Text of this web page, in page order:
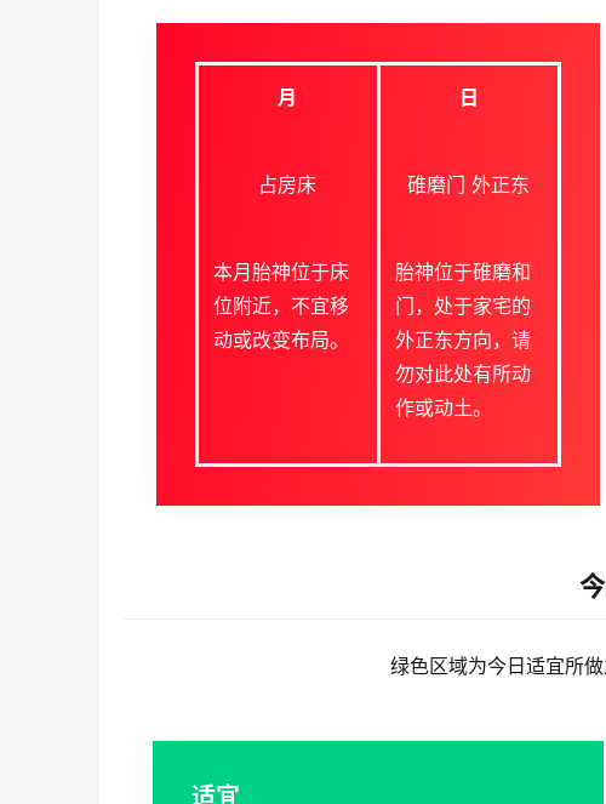
月
占房床
本月胎神位于床
位附近，不宜移
动或改变布局。
日
碓磨门 外正东
胎神位于碓磨和
门，处于家宅的
外正东方向，请
勿对此处有所动
作或动土。
绿色区域为今日适宜所
适宜